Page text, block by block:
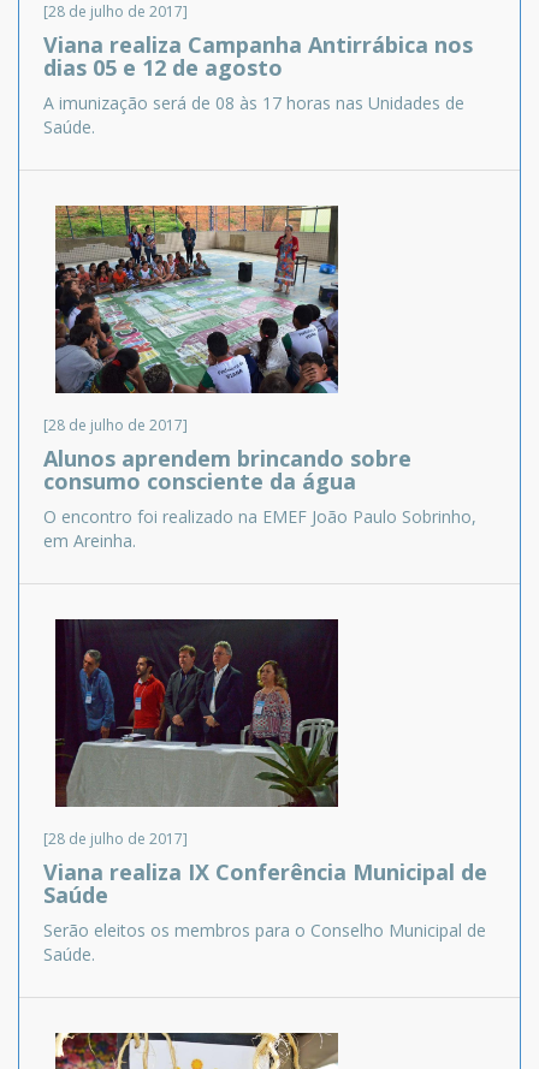
[28 de julho de 2017]
Viana realiza Campanha Antirrábica nos
dias 05 e 12 de agosto
A imunização será de 08 às 17 horas nas Unidades de
Saúde.
[28 de julho de 2017]
Alunos aprendem brincando sobre
consumo consciente da água
O encontro foi realizado na EMEF João Paulo Sobrinho,
em Areinha.
[28 de julho de 2017]
Viana realiza IX Conferência Municipal de
Saúde
Serão eleitos os membros para o Conselho Municipal de
Saúde.